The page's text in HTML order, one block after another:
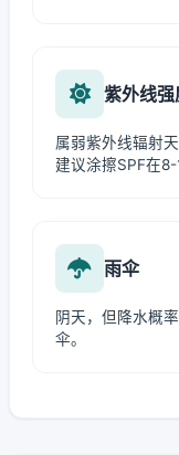
紫外线强
属弱紫外线辐射
建议涂擦SPF在8-
雨伞
阴天，但降水概
伞。